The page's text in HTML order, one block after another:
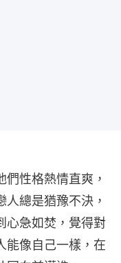
性格熱情直爽，
總是猶豫不決，
心急如焚，覺得對
能像自己一樣，在